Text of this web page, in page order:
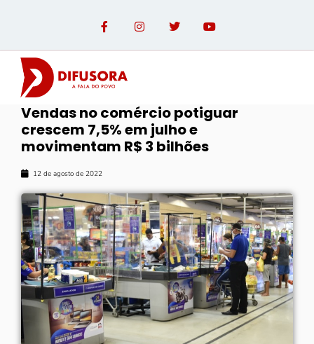
Vendas no comércio potiguar
crescem 7,5% em julho e
movimentam R$ 3 bilhões
12 de agosto de 2022